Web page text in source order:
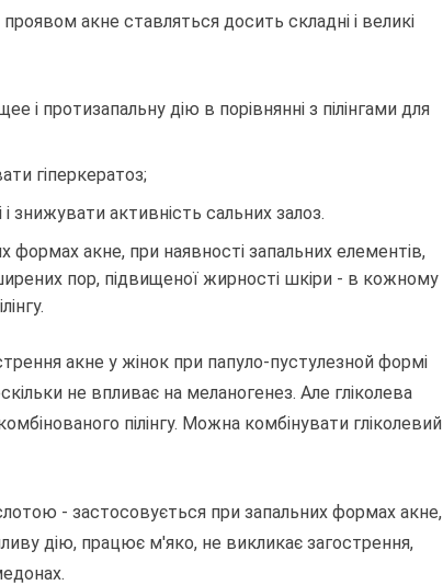
акне ставляться досить складні і великі
і протизапальну дію в порівнянні з пілінгами для
гіперкератоз;
знижувати активність сальних залоз.
формах акне, при наявності запальних елементів,
пор, підвищеної жирності шкіри - в кожному
акне у жінок при папуло-пустулезной формі
не впливає на меланогенез. Але гліколева
пілінгу. Можна комбінувати гліколевий
- застосовується при запальних формах акне,
дію, працює м'яко, не викликає загострення,